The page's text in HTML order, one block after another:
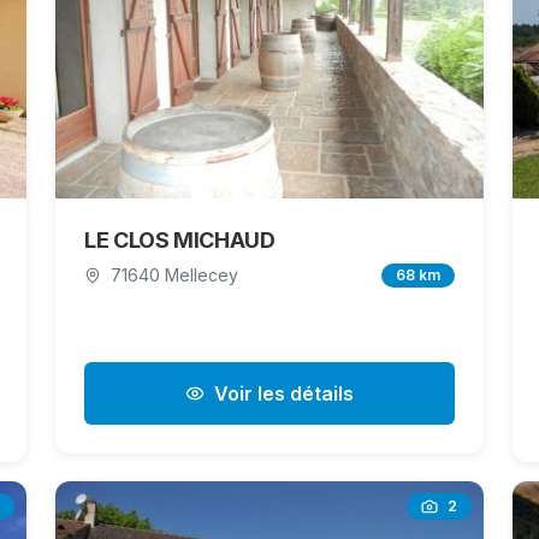
LE CLOS MICHAUD
71640 Mellecey 68 km
Voir les détails
2